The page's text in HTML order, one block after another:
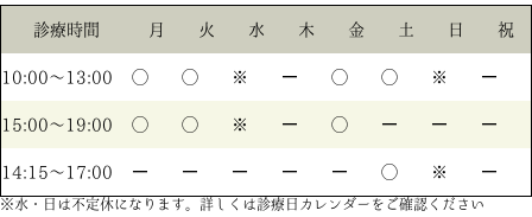
診療時間 月 火 水 木 金 土 日 祝
10:00〜13:00 ◯ ◯ ※ ー ◯ ◯ ※ ー
15:00〜19:00 ◯ ◯ ※ ー ◯ ー ー ー
14:15〜17:00 ー ー ー ー ー ◯ ※ ー
※水・日は不定休になります。詳しくは診療日カレンダーをご確認ください